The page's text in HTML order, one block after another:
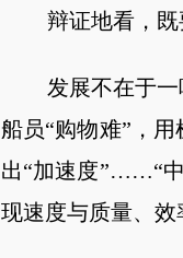
辩证地看，既要
发展不在于一味
船员“购物难”，
出“加速度”……“
现速度与质量、效